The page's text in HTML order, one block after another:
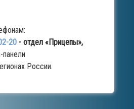
20 - отдел «Прицепы»,
России.